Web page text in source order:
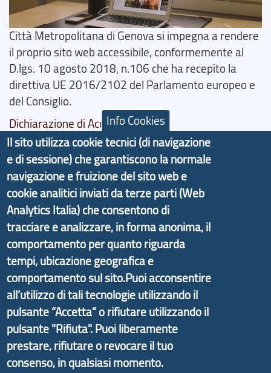
Città Metropolitana di Genova si impegna a rendere
il proprio sito web accessibile, conformemente al
D.lgs. 10 agosto 2018, n.106 che ha recepito la
direttiva UE 2016/2102 del Parlamento europeo e
del Consiglio.
Dichiarazione di Accessibilità
Il progetto Aree Interne
Il portale di marketing territoriale e sviluppo locale
di Genova Città Metropolitana si è sviluppato a
partire dal progetto nazionale Aree Interne
promosso dal Dipartimento per lo Sviluppo
Economico e finalizzato al rilancio socio-economico
delle valli dell’entroterra. In particolare fornisce
informazioni ed aggiornamenti sulla
d'Area Antola-Tigullio, in collaborazione con Regione
Liguria ed ANCI Liguria.
Info Cookies
Il sito utilizza cookie tecnici (di navigazione
e di sessione) che garantiscono la normale
navigazione e fruizione del sito web e
cookie analitici inviati da terze parti (Web
Analytics Italia) che consentono di
tracciare e analizzare, in forma anonima, il
comportamento per quanto riguarda
tempi, ubicazione geografica e
comportamento sul sito.Puoi acconsentire
all’utilizzo di tali tecnologie utilizzando il
pulsante “Accetta” o rifiutare utilizzando il
pulsante "Rifiuta". Puoi liberamente
prestare, rifiutare o revocare il tuo
consenso, in qualsiasi momento.